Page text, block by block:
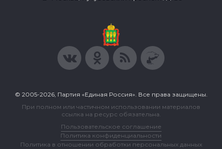
© 2005-2026, Партия «Единая Россия». Все права защищены.
При полном или частичном использовании материалов
ссылка на ресурс обязательна.
Пользовательское соглашение
Политика конфиденциальности
Политика в отношении обработки персональных данных